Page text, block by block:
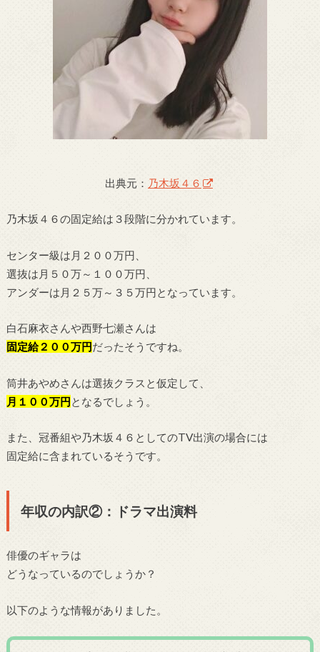
出典元： 乃木坂４６
乃木坂４６の固定給は３段階に分かれています。
センター級は月２００万円、
選抜は月５０万～１００万円、
アンダーは月２５万～３５万円となっています。
白石麻衣さんや西野七瀬さんは
固定給２００万円だったそうですね。
筒井あやめさんは選抜クラスと仮定して、
月１００万円となるでしょう。
また、冠番組や乃木坂４６としてのTV出演の場合には
固定給に含まれているそうです。
年収の内訳②：ドラマ出演料
俳優のギャラは
どうなっているのでしょうか？
以下のような情報がありました。